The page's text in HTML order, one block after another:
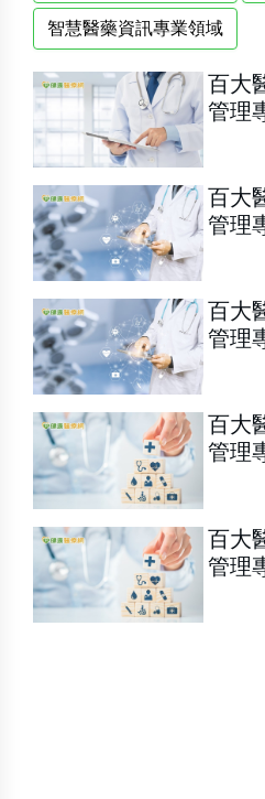
智慧醫藥資訊專業領域
百大
管理
百大
管理
百大
管理
百大
管理
百大
管理